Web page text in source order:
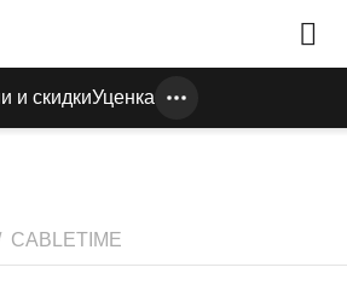
и скидкиУценка
CABLETIME